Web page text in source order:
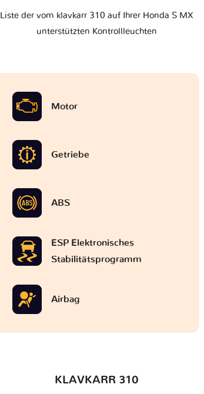
Liste der vom klavkarr 310 auf Ihrer Honda S MX
unterstützten Kontrollleuchten
Motor
Getriebe
ABS
ESP Elektronisches
Stabilitätsprogramm
Airbag
KLAVKARR 310